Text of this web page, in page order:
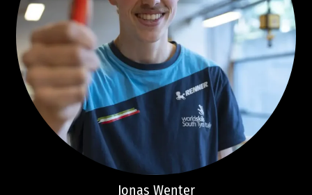
Jonas Wenter